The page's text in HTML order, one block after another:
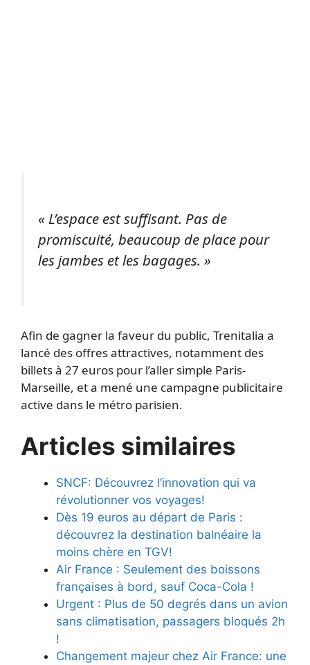
« L’espace est suffisant. Pas de
promiscuité, beaucoup de place pour
les jambes et les bagages. »
Afin de gagner la faveur du public, Trenitalia a
lancé des offres attractives, notamment des
billets à 27 euros pour l’aller simple Paris-
Marseille, et a mené une campagne publicitaire
active dans le métro parisien.
Articles similaires
SNCF: Découvrez l’innovation qui va
révolutionner vos voyages!
Dès 19 euros au départ de Paris :
découvrez la destination balnéaire la
moins chère en TGV!
Air France : Seulement des boissons
françaises à bord, sauf Coca-Cola !
Urgent : Plus de 50 degrés dans un avion
sans climatisation, passagers bloqués 2h
!
Changement majeur chez Air France: une